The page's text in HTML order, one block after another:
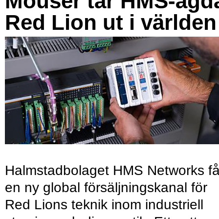
Red Lion ut i världen
Halmstadbolaget HMS Networks
en ny global försäljningskanal för
Red Lions teknik inom industriell